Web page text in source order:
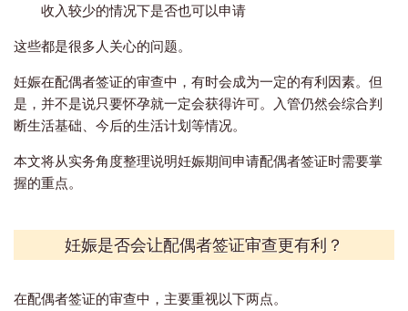
收入较少的情况下是否也可以申请
这些都是很多人关心的问题。
妊娠在配偶者签证的审查中，有时会成为一定的有利因素。但
是，并不是说只要怀孕就一定会获得许可。入管仍然会综合判
断生活基础、今后的生活计划等情况。
本文将从实务角度整理说明妊娠期间申请配偶者签证时需要掌
握的重点。
妊娠是否会让配偶者签证审查更有利？
在配偶者签证的审查中，主要重视以下两点。